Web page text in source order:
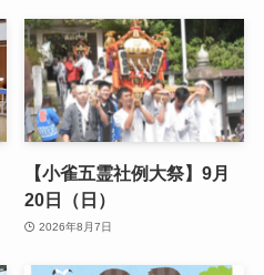
【小雀五霊社例大祭】9月
20日（日）
2026年8月7日